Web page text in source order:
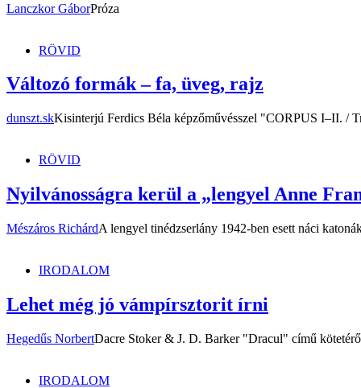
Lanczkor GáborPróza
RÖVID
Változó formák – fa, üveg, rajz
dunszt.skKisinterjú Ferdics Béla képzőművésszel "CORPUS I–II. /
RÖVID
Nyilvánosságra kerül a „lengyel Anne
Mészáros RichárdA lengyel tinédzserlány 1942-ben esett náci
IRODALOM
Lehet még jó vámpírsztorit írni
Hegedűs NorbertDacre Stoker & J. D. Barker "Dracul" című
IRODALOM